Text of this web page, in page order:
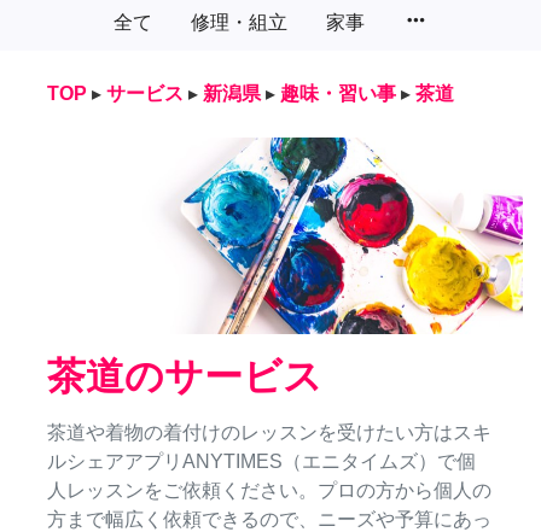
全て 修理・組立 家事 more_horiz
TOP ▸ サービス ▸ 新潟県 ▸ 趣味・習い事 ▸ 茶道
茶道のサービス
茶道や着物の着付けのレッスンを受けたい方はスキ
ルシェアアプリANYTIMES（エニタイムズ）で個
人レッスンをご依頼ください。プロの方から個人の
方まで幅広く依頼できるので、ニーズや予算にあっ